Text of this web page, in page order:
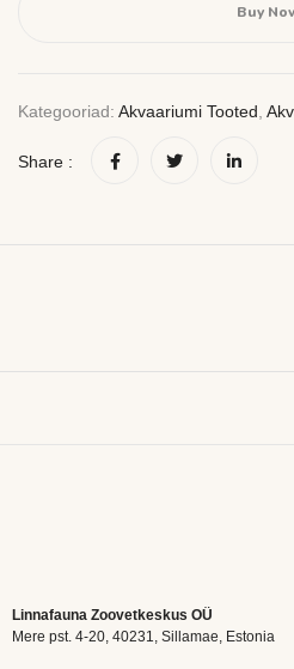
Buy
Kategooriad: Akvaariumi Tooted
Share :
Linnafauna Zoovetkeskus OÜ
Mere pst. 4-20, 40231, Sillamae, Estonia